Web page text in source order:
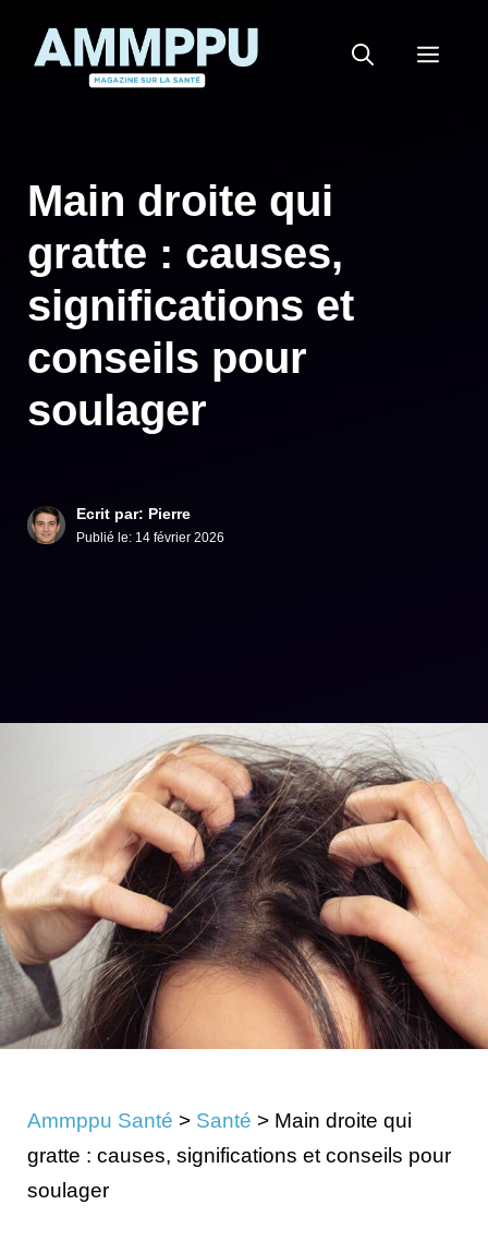
Main droite qui
gratte : causes,
significations et
conseils pour
soulager
Ecrit par: Pierre
Publié le: 14 février 2026
Ammppu Santé > Santé > Main droite qui
gratte : causes, significations et conseils pour
soulager